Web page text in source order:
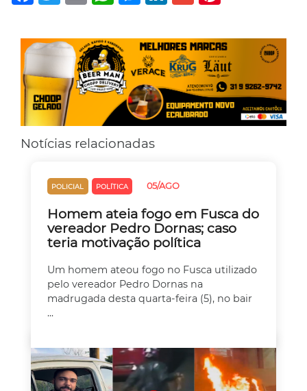
Notícias relacionadas
POLICIAL POLÍTICA 05/AGO
Homem ateia fogo em Fusca do
vereador Pedro Dornas; caso
teria motivação política
Um homem ateou fogo no Fusca utilizado
pelo vereador Pedro Dornas na
madrugada desta quarta-feira (5), no bair
...